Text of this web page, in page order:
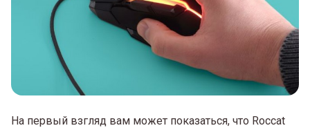
На первый взгляд вам может показаться, что Roccat